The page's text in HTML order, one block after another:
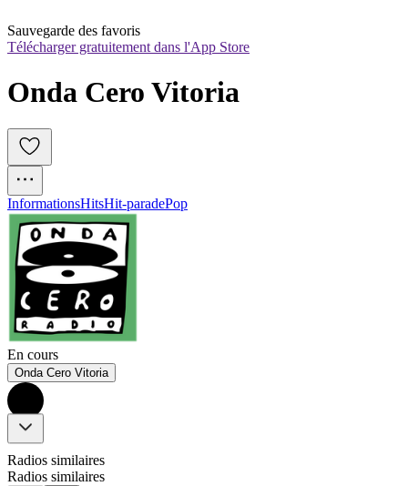
Sauvegarde des favoris
Télécharger gratuitement dans l'App Store
Onda Cero Vitoria
InformationsHitsHit-paradePop
En cours
Onda Cero Vitoria
Radios similaires
Radios similaires